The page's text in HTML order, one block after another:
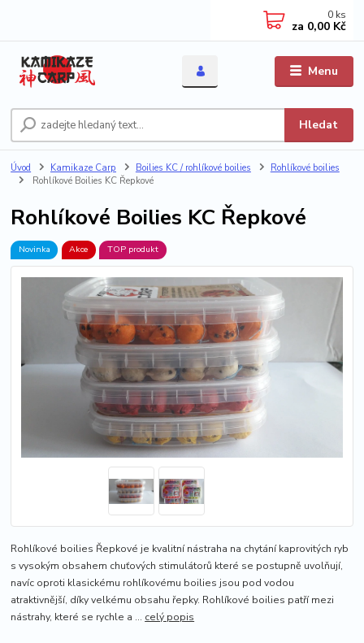
Menu
Hledat
0 ks
za 0,00 Kč
Úvod Kamikaze Carp Boilies KC / rohlíkové boilies
Rohlíkové boilies
Rohlíkové Boilies KC Řepkové
Rohlíkové Boilies KC Řepkové
Novinka Akce TOP produkt
Rohlíkové boilies Řepkové je kvalitní nástraha na chytání kaprovitých ryb
s vysokým obsahem chuťových stimulátorů které se postupně uvolňují,
navíc oproti klasickému rohlíkovému boilies jsou pod vodou
atraktivnější, díky velkému obsahu řepky. Rohlíkové boilies patří mezi
nástrahy, které se rychle a ... celý popis